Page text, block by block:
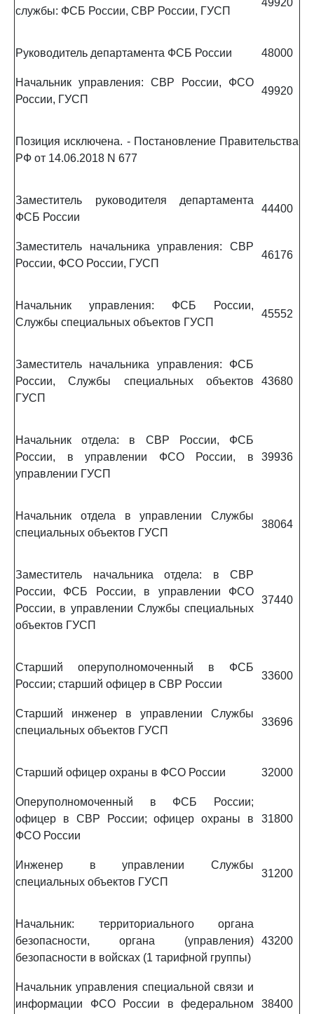
службы: ФСБ России, СВР России, ГУСП
49920
Руководитель департамента ФСБ России 48000
Начальник управления: СВР России, ФСО
России, ГУСП
49920
Позиция исключена. - Постановление Правительства
РФ от 14.06.2018 N 677
Заместитель руководителя департамента
ФСБ России
44400
Заместитель начальника управления: СВР
России, ФСО России, ГУСП
46176
Начальник управления: ФСБ России,
Службы специальных объектов ГУСП
45552
Заместитель начальника управления: ФСБ
России, Службы специальных объектов
ГУСП
43680
Начальник отдела: в СВР России, ФСБ
России, в управлении ФСО России, в
управлении ГУСП
39936
Начальник отдела в управлении Службы
специальных объектов ГУСП
38064
Заместитель начальника отдела: в СВР
России, ФСБ России, в управлении ФСО
России, в управлении Службы специальных
объектов ГУСП
37440
Старший оперуполномоченный в ФСБ
России; старший офицер в СВР России
33600
Старший инженер в управлении Службы
специальных объектов ГУСП
33696
Старший офицер охраны в ФСО России 32000
Оперуполномоченный в ФСБ России;
офицер в СВР России; офицер охраны в
ФСО России
31800
Инженер в управлении Службы
специальных объектов ГУСП
31200
Начальник: территориального органа
безопасности, органа (управления)
безопасности в войсках (1 тарифной группы)
43200
Начальник управления специальной связи и
информации ФСО России в федеральном
38400